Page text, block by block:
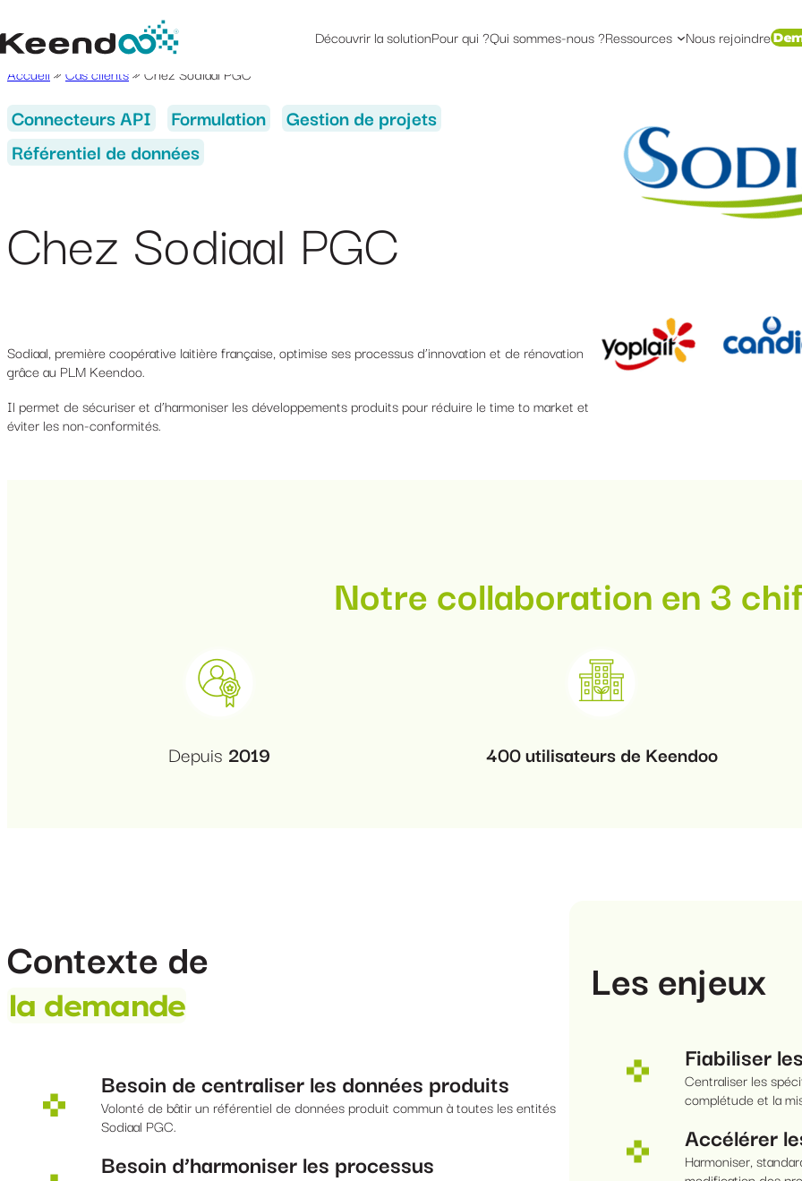
Découvrir la solutionPour qui ?Qui sommes-nous ?Ressources Nous rejoindre
Accueil » Cas clients» Chez Sodiaal PGC
Connecteurs API Formulation
Gestion de projets
Référentiel de données
Chez Sodiaal PGC
Sodiaal, première coopérative laitière française, optimise ses processus d’innovation et de rénovation
grâce au PLM Keendoo.
Il permet de sécuriser et d’harmoniser les développements produits pour réduire le time to market et
éviter les non-conformités.
Notre collaboration en 3
Depuis 2019 400 utilisateurs de Keendoo
Contexte de
la demande
Besoin de centraliser les données produits
Volonté de bâtir un référentiel de données produit commun à toutes les entités
Sodiaal PGC.
Besoin d’harmoniser les processus
Les enjeux
Fiabiliser
Centraliser les
complétude et la
Accélérer
Harmoniser,